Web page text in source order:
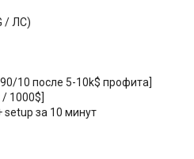
/ ЛС)
10 после 5-10k$ профита]
1000$]
setup за 10 минут